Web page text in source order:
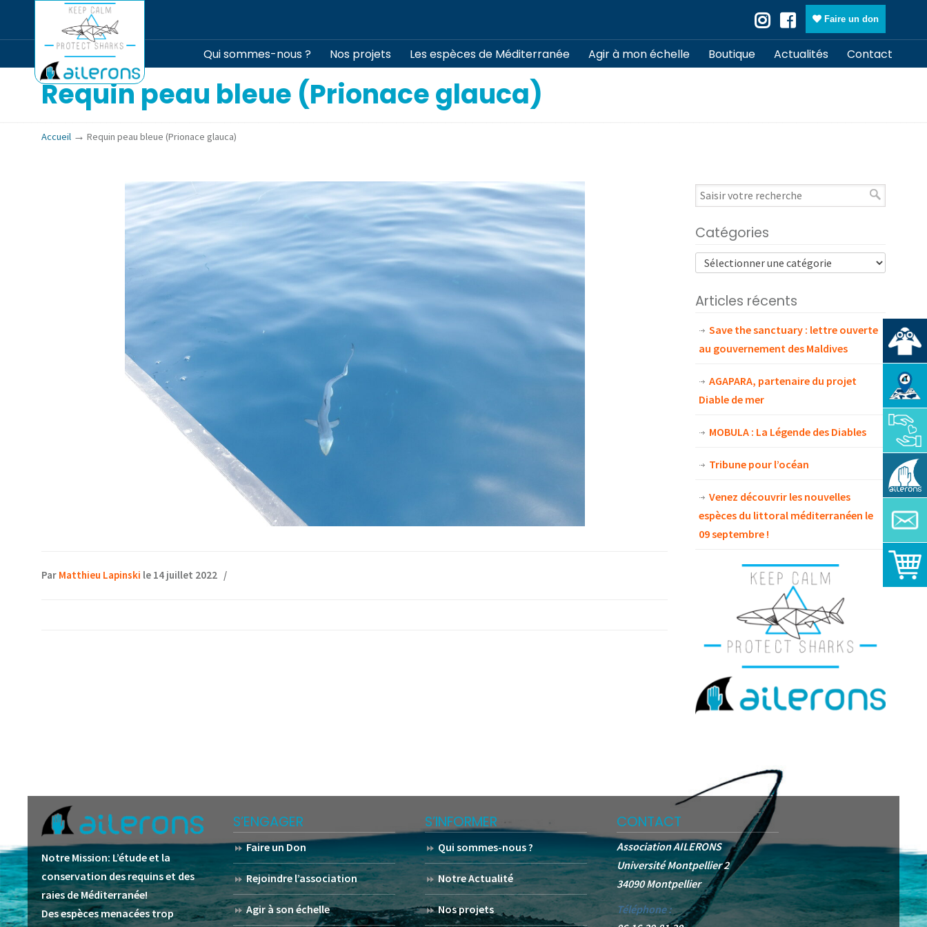
Faire un don
Qui sommes-nous ? Nos projets Les espèces de Méditerranée Agir à mon échelle Boutique Actualités Contact
Requin peau bleue (Prionace glauca)
Accueil →Requin peau bleue (Prionace glauca)
Par Matthieu Lapinski le 14 juillet 2022 /
Catégories
Articles récents
Save the sanctuary : lettre ouverte
au gouvernement des Maldives
AGAPARA, partenaire du projet
Diable de mer
MOBULA : La Légende des Diables
Tribune pour l’océan
Venez découvrir les nouvelles
espèces du littoral méditerranéen le
09 septembre !
Notre Mission: L’étude et la
conservation des requins et des
raies de Méditerranée!
Des espèces menacées trop
S’ENGAGER
Faire un Don
Rejoindre l’association
Agir à son échelle
S’INFORMER
Qui sommes-nous ?
Notre Actualité
Nos projets
CONTACT
Association AILERONS
Université Montpellier 2
34090 Montpellier
Téléphone :